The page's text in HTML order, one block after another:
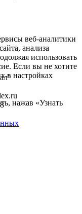
веб-аналитики
анализа
использовать
Если вы не хотите
в настройках
нажав «Узнать